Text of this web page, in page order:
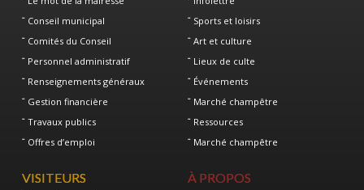
Conseil municipal
Comités du Conseil
Personnel administratif
Renseignements généraux
Gestion financière
Travaux publics
Offres d’emploi
Sports et loisirs
Art et culture
Lieux de culte
Événements
Marché champêtre
Ressources
Marché champêtre
VISITEURS À PROPOS